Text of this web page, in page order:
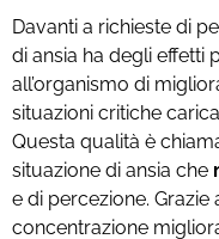
Davanti a richieste di
di ansia ha degli effetti
all’organismo di
situazioni critiche
Questa qualità è
situazione di ansia che
e di percezione.
concentrazione